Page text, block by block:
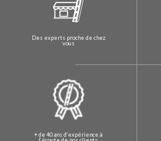
Des experts proche de chez
vous
+ de 40 ans d’expérience à